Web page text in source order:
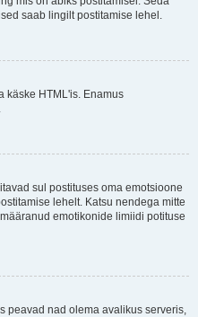
saab lingilt postitamise lehel.
käske HTML'is. Enamus
sul postituses oma emotsioone
lehelt. Katsu nendega mitte
emotikonide limiidi potituse
peavad nad olema avalikus serveris,